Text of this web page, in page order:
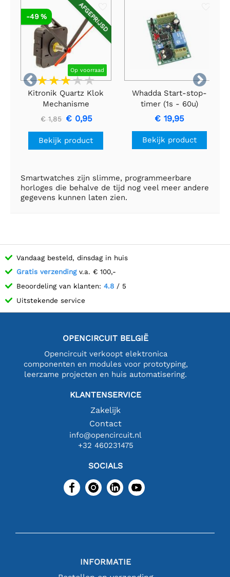


AFGEPRIJSD
Op voorraad
-49 %
Kitronik Quartz Klok
Mechanisme
€ 1,85 € 0,95
Bekijk product
Whadda Start-stop-
timer (1s - 60u)
€ 19,95
Bekijk product
Smartwatches zijn slimme, programmeerbare
horloges die behalve de tijd nog veel meer andere
gegevens kunnen laten zien.
Vandaag besteld, dinsdag in huis
Gratis verzendingv.a. € 100,-
Beoordeling van klanten: 4.8 / 5
Uitstekende service
OPENCIRCUIT BELGIË
Opencircuit verkoopt elektronica
componenten en modules voor prototyping,
leerzame projecten en huis automatisering.
KLANTENSERVICE
Zakelijk
Contact
info@opencircuit.nl
+32 460231475
SOCIALS
INFORMATIE